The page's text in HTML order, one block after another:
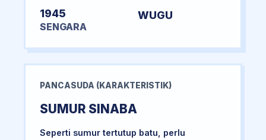
1945
SENGARA
WUGU
PANCASUDA (KARAKTERISTIK)
SUMUR SINABA
Seperti sumur tertutup batu, perlu